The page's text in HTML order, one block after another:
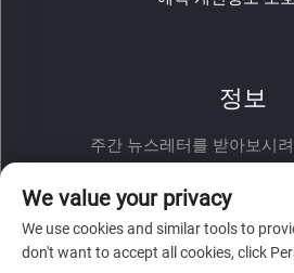
정보
주간 뉴스레터를 받아보시
We value your privacy
We use cookies and similar tools to
don't want to accept all cookies, click